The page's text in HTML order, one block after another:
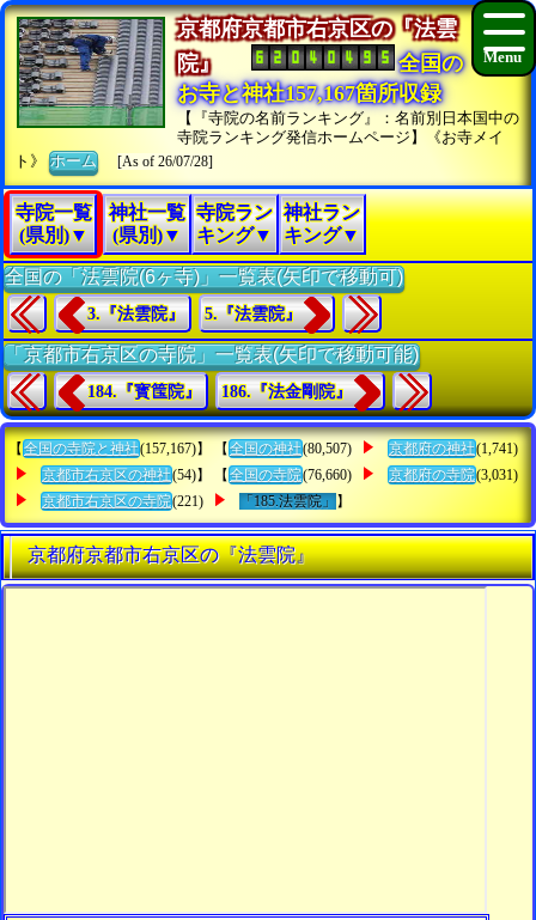
京都府京都市右京区の『法雲
院』
全国の
お寺と神社157,167箇所収録
【『寺院の名前ランキング』：名前別日本国中の
寺院ランキング発信ホームページ】《お寺メイ
ト》ホーム [As of 26/07/28]
寺院一覧
(県別)▼
神社一覧
(県別)▼
寺院ラン
キング▼
神社ラン
キング▼
全国の「法雲院(6ヶ寺)」一覧表(矢印で移動可)
3.『法雲院』 5.『法雲院』
「京都市右京区の寺院」一覧表(矢印で移動可能)
184.『寳筺院』 186.『法金剛院』
【 全国の寺院と神社(157,167)】 【 全国の神社(80,507) 京都府の神社(1,741)
京都市右京区の神社(54)】 【 全国の寺院(76,660) 京都府の寺院(3,031)
京都市右京区の寺院(221) 「185.法雲院」 】
京都府京都市右京区の『法雲院』